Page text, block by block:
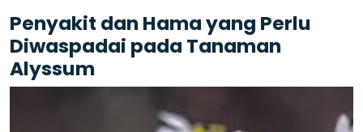
Penyakit dan Hama yang Perlu
Diwaspadai pada Tanaman
Alyssum